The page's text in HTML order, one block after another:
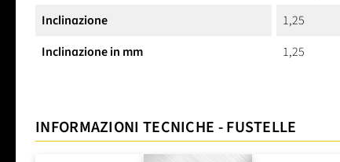
Inclinazione
1,25
Inclinazione in mm
1,25
INFORMAZIONI TECNICHE - FUSTELLE